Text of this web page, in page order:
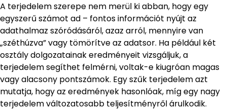
A terjedelem szerepe nem merül ki abban, hogy egy
egyszerű számot ad – fontos információt nyújt az
adathalmaz szóródásáról, azaz arról, mennyire van
„széthúzva” vagy tömörítve az adatsor. Ha például két
osztály dolgozatainak eredményeit vizsgáljuk, a
terjedelem segíthet felmérni, voltak-e kiugróan magas
vagy alacsony pontszámok. Egy szűk terjedelem azt
mutatja, hogy az eredmények hasonlóak, míg egy nagy
terjedelem változatosabb teljesítményről árulkodik.